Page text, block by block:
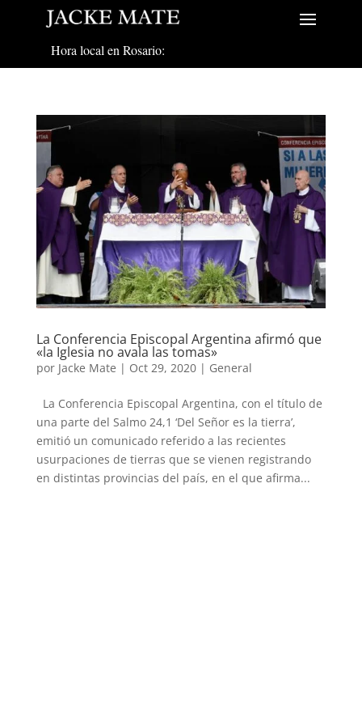
Hora local en Rosario:
La Conferencia Episcopal Argentina afirmó que
«la Iglesia no avala las tomas»
por Jacke Mate | Oct 29, 2020| General
La Conferencia Episcopal Argentina, con el título de
una parte del Salmo 24,1 ‘Del Señor es la tierra’,
emitió un comunicado referido a las recientes
usurpaciones de tierras que se vienen registrando
en distintas provincias del país, en el que afirma...